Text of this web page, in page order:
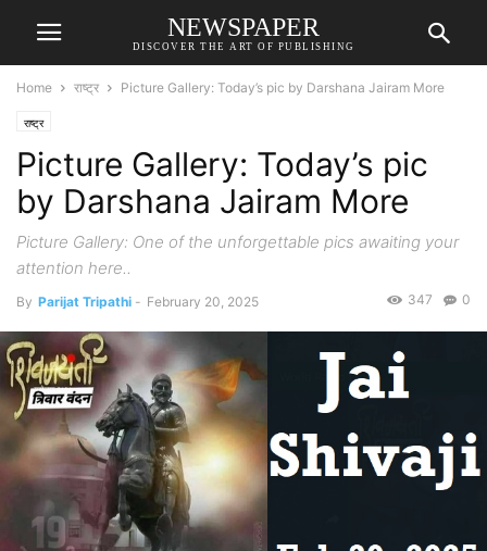
NEWSPAPER
DISCOVER THE ART OF PUBLISHING
Home राष्ट्र Picture Gallery: Today’s pic by Darshana Jairam More
राष्ट्र
Picture Gallery: Today’s pic
by Darshana Jairam More
Picture Gallery: One of the unforgettable pics awaiting your
attention here..
By Parijat Tripathi - February 20, 2025 0
347